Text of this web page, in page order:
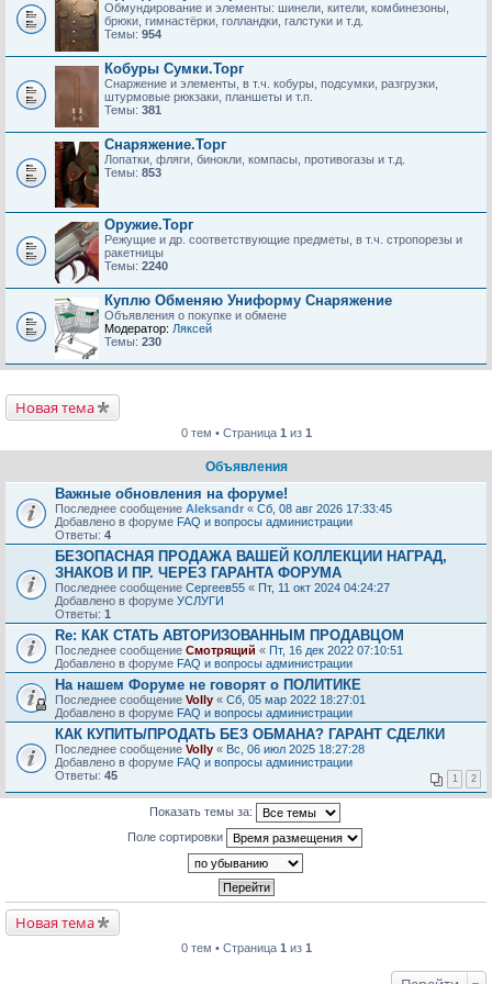
Обмундирование и элементы: шинели, кители, комбинезоны,
брюки, гимнастёрки, голландки, галстуки и т.д.
Темы: 954
Кобуры Сумки.Торг
Снаржение и элементы, в т.ч. кобуры, подсумки, разгрузки,
штурмовые рюкзаки, планшеты и т.п.
Темы: 381
Снаряжение.Торг
Лопатки, фляги, бинокли, компасы, противогазы и т.д.
Темы: 853
Оружие.Торг
Режущие и др. соответствующие предметы, в т.ч. стропорезы и
ракетницы
Темы: 2240
Куплю Обменяю Униформу Снаряжение
Объявления о покупке и обмене
Модератор: Ляксей
Темы: 230
Новая тема
0 тем • Страница 1 из 1
Объявления
Важные обновления на форуме!
Последнее сообщение Aleksandr « Сб, 08 авг 2026 17:33:45
Добавлено в форуме FAQ и вопросы администрации
Ответы: 4
БЕЗОПАСНАЯ ПРОДАЖА ВАШЕЙ КОЛЛЕКЦИИ НАГРАД,
ЗНАКОВ И ПР. ЧЕРЕЗ ГАРАНТА ФОРУМА
Последнее сообщение Сергеев55 « Пт, 11 окт 2024 04:24:27
Добавлено в форуме УСЛУГИ
Ответы: 1
Re: КАК СТАТЬ АВТОРИЗОВАННЫМ ПРОДАВЦОМ
Последнее сообщение Смотрящий « Пт, 16 дек 2022 07:10:51
Добавлено в форуме FAQ и вопросы администрации
На нашем Форуме не говорят о ПОЛИТИКЕ
Последнее сообщение Volly « Сб, 05 мар 2022 18:27:01
Добавлено в форуме FAQ и вопросы администрации
КАК КУПИТЬ/ПРОДАТЬ БЕЗ ОБМАНА? ГАРАНТ СДЕЛКИ
Последнее сообщение Volly « Вс, 06 июл 2025 18:27:28
Добавлено в форуме FAQ и вопросы администрации
Ответы: 45 1 2
Показать темы за:
Поле сортировки
Новая тема
0 тем • Страница 1 из 1